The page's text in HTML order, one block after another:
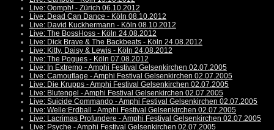
Live: Oomph! - Zürich 06.10.2012
Live: Dead Can Dance - Köln 08.10.2012
Live: David Kuckhermann - Köln 08.10.2012
Live: The BossHoss - Köln 24.08.2012
Live: Dick Brave & The Backbeats - Köln 24.08.2012
Live: Kitty, Daisy & Lewis - Köln 24.08.2012
Live: The Pogues - Köln 07.08.2012
Live: In Extremo - Amphi Festival Gelsenkirchen 02.07.2005
Live: Camouflage - Amphi Festival Gelsenkirchen 02.07.2005
Live: Die Krupps - Amphi Festival Gelsenkirchen 02.07.2005
Live: Blutengel - Amphi Festival Gelsenkirchen 02.07.2005
Live: Suicide Commando - Amphi Festival Gelsenkirchen 02.07.2005
Live: Welle:Erdball - Amphi Festival Gelsenkirchen 02.07.2005
Live: Lacrimas Profundere - Amphi Festival Gelsenkirchen 02.07.2005
Live: Psyche - Amphi Festival Gelsenkirchen 02.07.2005